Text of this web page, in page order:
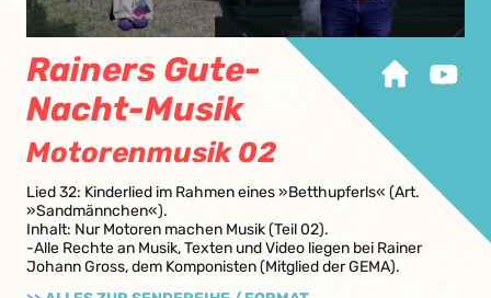
Rainers Gute-
Nacht-Musik
Motorenmusik 02
Lied 32: Kinderlied im Rahmen eines »Betthupferls« (Art.
»Sandmännchen«).
Inhalt: Nur Motoren machen Musik (Teil 02).
-Alle Rechte an Musik, Texten und Video liegen bei Rainer
Johann Gross, dem Komponisten (Mitglied der GEMA).